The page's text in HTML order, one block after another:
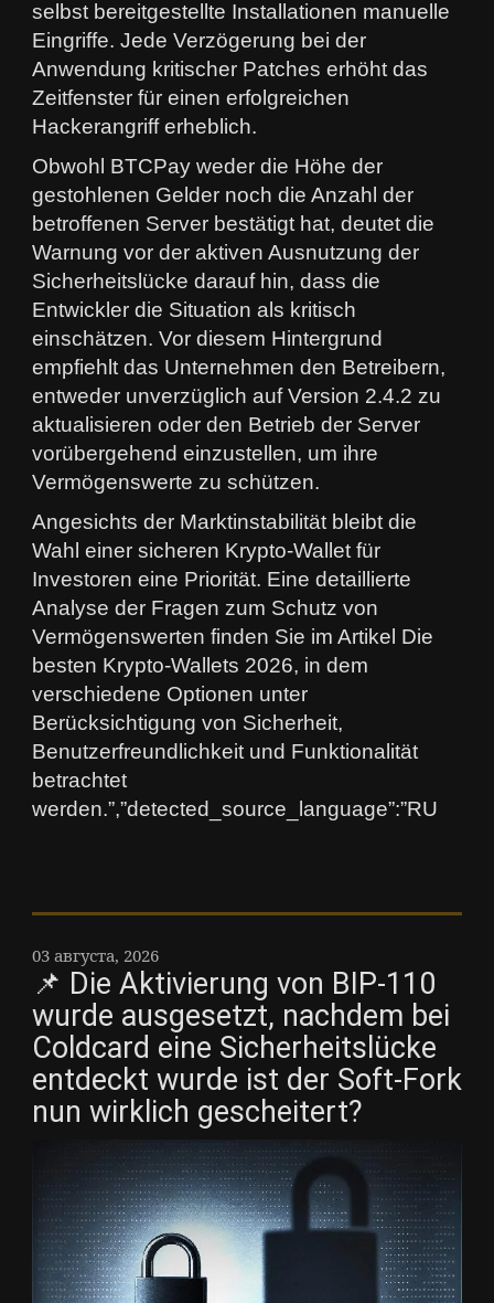
selbst bereitgestellte Installationen manuelle
Eingriffe. Jede Verzögerung bei der
Anwendung kritischer Patches erhöht das
Zeitfenster für einen erfolgreichen
Hackerangriff erheblich.
Obwohl BTCPay weder die Höhe der
gestohlenen Gelder noch die Anzahl der
betroffenen Server bestätigt hat, deutet die
Warnung vor der aktiven Ausnutzung der
Sicherheitslücke darauf hin, dass die
Entwickler die Situation als kritisch
einschätzen. Vor diesem Hintergrund
empfiehlt das Unternehmen den Betreibern,
entweder unverzüglich auf Version 2.4.2 zu
aktualisieren oder den Betrieb der Server
vorübergehend einzustellen, um ihre
Vermögenswerte zu schützen.
Angesichts der Marktinstabilität bleibt die
Wahl einer sicheren Krypto-Wallet für
Investoren eine Priorität. Eine detaillierte
Analyse der Fragen zum Schutz von
Vermögenswerten finden Sie im Artikel Die
besten Krypto-Wallets 2026, in dem
verschiedene Optionen unter
Berücksichtigung von Sicherheit,
Benutzerfreundlichkeit und Funktionalität
betrachtet
werden.”,”detected_source_language”:”RU
03 августа, 2026
📌 Die Aktivierung von BIP-110
wurde ausgesetzt, nachdem bei
Coldcard eine Sicherheitslücke
entdeckt wurde ist der Soft-Fork
nun wirklich gescheitert?